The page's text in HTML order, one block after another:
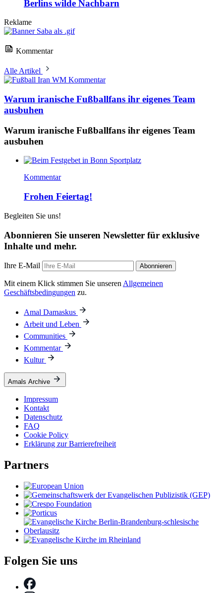
Berlins wilde Nachbarn
Reklame
Kommentar
Alle Artikel
Kommentar
Warum iranische Fußballfans ihr eigenes Team
ausbuhen
Warum iranische Fußballfans ihr eigenes Team
ausbuhen
Kommentar
Frohen Feiertag!
Begleiten Sie uns!
Abonnieren Sie unseren Newsletter für exklusive
Inhalte und mehr.
Ihre E-Mail Abonnieren
Mit einem Klick stimmen Sie unseren Allgemeinen
Geschäftsbedingungen zu.
Amal Damaskus
Arbeit und Leben
Communities
Kommentar
Kultur
Amals Archive
Impressum
Kontakt
Datenschutz
FAQ
Cookie Policy
Erklärung zur Barrierefreiheit
Partners
Folgen Sie uns